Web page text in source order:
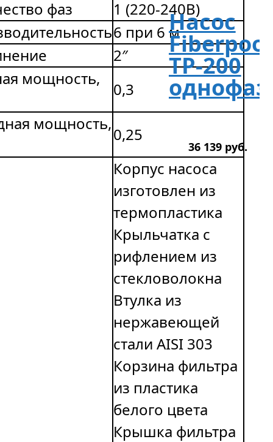
фаз
1 (220-240В)
6 при 6 м
2″
мощность,
0,3
мощность,
0,25
Корпус насоса
изготовлен из
термопластика
Крыльчатка с
рифлением из
стекловолокна
Втулка из
нержавеющей
стали AISI 303
Корзина фильтра
из пластика
белого цвета
Крышка фильтра
Насос
Fiberpool
TP-200
36 139 руб.